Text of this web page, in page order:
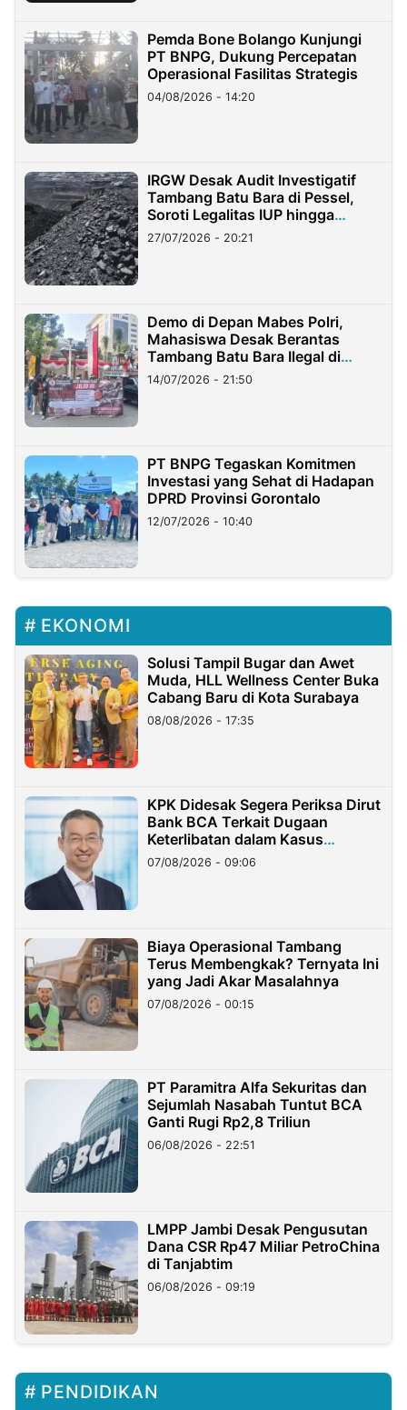
Pemda Bone Bolango Kunjungi
PT BNPG, Dukung Percepatan
Operasional Fasilitas Strategis
04/08/2026 - 14:20
IRGW Desak Audit Investigatif
Tambang Batu Bara di Pessel,
Soroti Legalitas IUP hingga
Stockpile
27/07/2026 - 20:21
Demo di Depan Mabes Polri,
Mahasiswa Desak Berantas
Tambang Batu Bara Ilegal di
Lampung
14/07/2026 - 21:50
PT BNPG Tegaskan Komitmen
Investasi yang Sehat di Hadapan
DPRD Provinsi Gorontalo
12/07/2026 - 10:40
EKONOMI
Solusi Tampil Bugar dan Awet
Muda, HLL Wellness Center Buka
Cabang Baru di Kota Surabaya
08/08/2026 - 17:35
KPK Didesak Segera Periksa Dirut
Bank BCA Terkait Dugaan
Keterlibatan dalam Kasus
Hilangnya Dana Nasabah Rp2,58
Miliar
07/08/2026 - 09:06
Biaya Operasional Tambang
Terus Membengkak? Ternyata Ini
yang Jadi Akar Masalahnya
07/08/2026 - 00:15
PT Paramitra Alfa Sekuritas dan
Sejumlah Nasabah Tuntut BCA
Ganti Rugi Rp2,8 Triliun
06/08/2026 - 22:51
LMPP Jambi Desak Pengusutan
Dana CSR Rp47 Miliar PetroChina
di Tanjabtim
06/08/2026 - 09:19
PENDIDIKAN